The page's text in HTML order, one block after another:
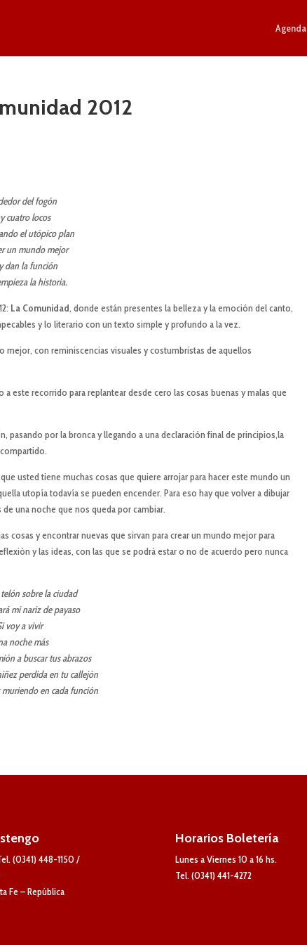
Agenda
2012
del fogón
cuatro locos
el utópico plan
un mundo mejor
dan la función
la historia.
La Comunidad, donde están presentes la belleza y la emoción del canto,
y lo literario con un texto simple y profundo a la vez.
mejor, con reminiscencias visuales y costumbristas de aquellos
este recorrido para replantear desde cero las cosas buenas y malas que
pasando por la bronca y llegando a una declaración final de principios,la
usted tiene muchas cosas que quiere arrojar para hacer este mundo un
utopía todavía se pueden encender. Para eso hay que volver a dibujar
una noche que nos queda por cambiar.
cosas y encontrar nuevas que sirvan para crear un mundo mejor para
y las ideas, con las que se podrá estar o no de acuerdo pero nunca
telón sobre la ciudad
mi nariz de payaso
voy a vivir
noche más
a buscar tus abrazos
perdida en tu callejón
muriendo en cada función
(0341) 448-1150 /
Fe – República
Horarios Boletería
Lunes a Viernes 10 a 16 hs.
Tel. (0341) 441-4272